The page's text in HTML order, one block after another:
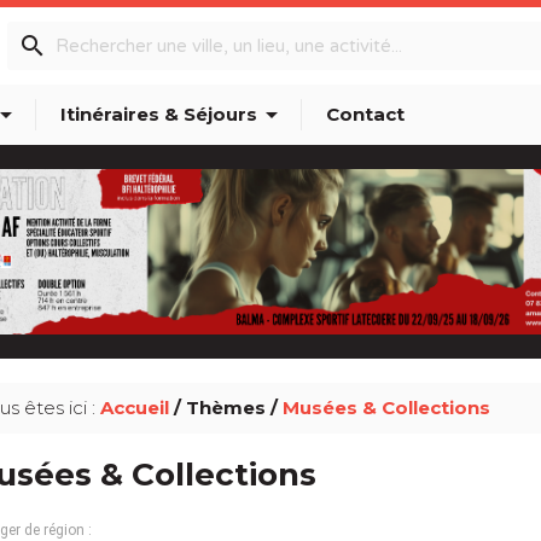
search
arrow_drop_down Itinéraires & Séjours arrow_drop_down Contact
êtes ici : Accueil/ Thèmes / Musées & Collections
& Collections
de région :